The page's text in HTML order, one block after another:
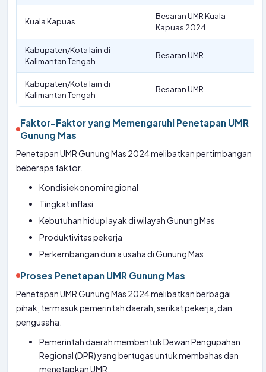
Kuala Kapuas
Besaran UMR Kuala
Kapuas 2024
Kabupaten/Kota lain di
Kalimantan Tengah
Besaran UMR
Kabupaten/Kota lain di
Kalimantan Tengah
Besaran UMR
Faktor-Faktor yang Memengaruhi Penetapan UMR
Gunung Mas
Penetapan UMR Gunung Mas 2024 melibatkan pertimbangan
beberapa faktor.
Kondisi ekonomi regional
Tingkat inflasi
Kebutuhan hidup layak di wilayah Gunung Mas
Produktivitas pekerja
Perkembangan dunia usaha di Gunung Mas
Proses Penetapan UMR Gunung Mas
Penetapan UMR Gunung Mas 2024 melibatkan berbagai
pihak, termasuk pemerintah daerah, serikat pekerja, dan
pengusaha.
Pemerintah daerah membentuk Dewan Pengupahan
Regional (DPR) yang bertugas untuk membahas dan
menetapkan UMR.